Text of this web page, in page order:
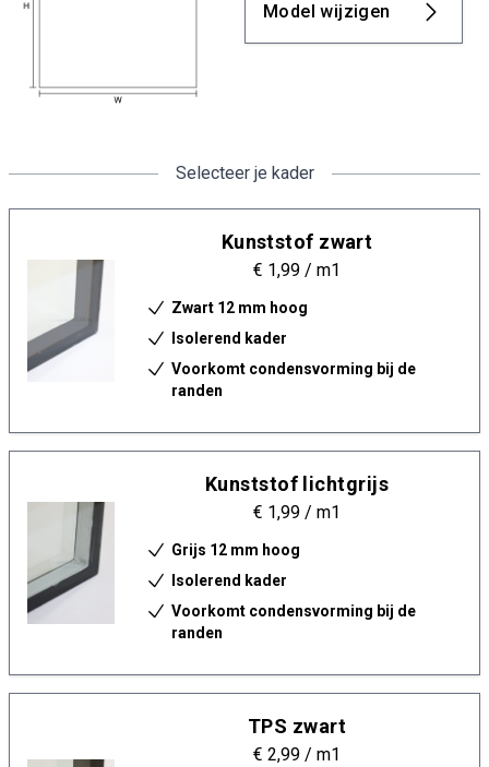
Model wijzigen
Selecteer je kader
Kunststof zwart
€ 1,99 / m1
Zwart 12 mm hoog
Isolerend kader
Voorkomt condensvorming bij de
randen
Kunststof lichtgrijs
€ 1,99 / m1
Grijs 12 mm hoog
Isolerend kader
Voorkomt condensvorming bij de
randen
TPS zwart
€ 2,99 / m1